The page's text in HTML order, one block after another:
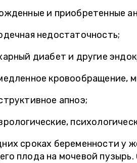
и приобретенные
недостаточность;
диабет и другие
кровообращение,
апноэ;
сроках беременности у
плода на мочевой